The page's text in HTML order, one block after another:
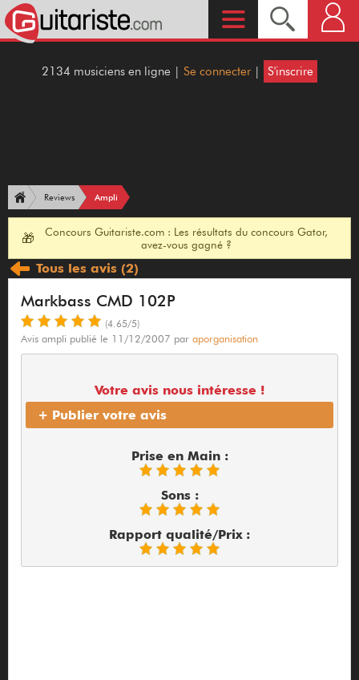
2134 musiciens en ligne | Se connecter | S'inscrire
Reviews Ampli
🎁
Concours Guitariste.com : Les résultats du concours Gator,
avez-vous gagné ?
Tous les avis (2)
Markbass CMD 102P
(4.65/5)
Avis ampli publié le 11/12/2007 par aporganisation
Votre avis nous intéresse !
+ Publier votre avis
Prise en Main :
Sons :
Rapport qualité/Prix :